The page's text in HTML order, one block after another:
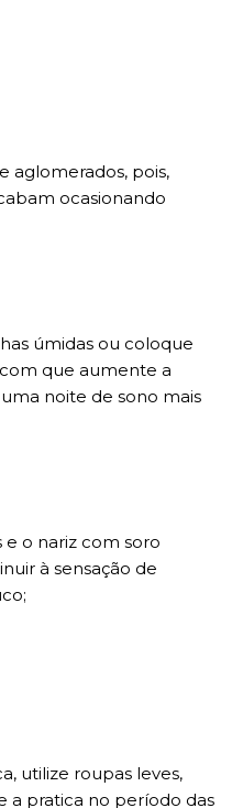
aglomerados, pois,
ocasionando
úmidas ou coloque
que aumente a
noite de sono mais
e o nariz com soro
à sensação de
utilize roupas leves,
a pratica no período das